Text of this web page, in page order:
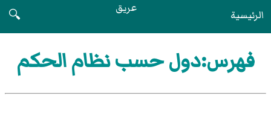
الرئيسية عريق
🔍
فهرس:دول حسب نظام الحكم